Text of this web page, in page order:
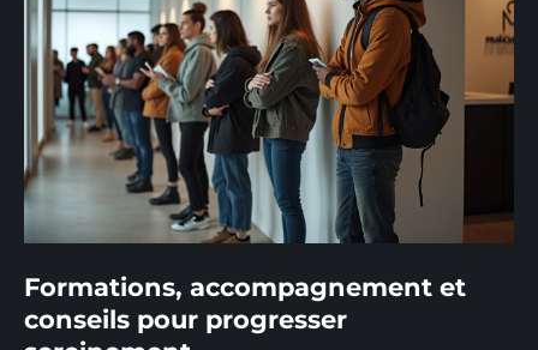
Formations, accompagnement et
conseils pour progresser